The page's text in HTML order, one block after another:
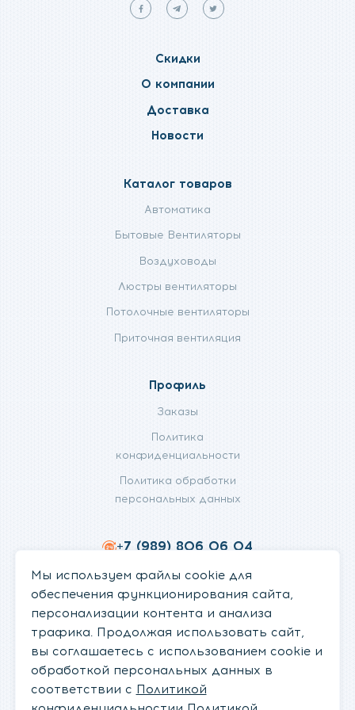
Мы
facebook
Мы
telegram
Мы
Скидки
О компании
Доставка
Новости
Каталог товаров
Автоматика
Бытовые Вентиляторы
Воздуховоды
Люстры вентиляторы
Потолочные вентиляторы
Приточная вентиляция
Профиль
Заказы
Политика
конфиденциальности
Политика обработки
персональных данных
+7 (989) 806 06 04
info@fanifan.ru
Мы используем файлы cookie для
обеспечения функционирования сайта,
персонализации контента и анализа
трафика. Продолжая использовать сайт,
вы соглашаетесь с использованием cookie и
обработкой персональных данных в
соответствии с Политикой